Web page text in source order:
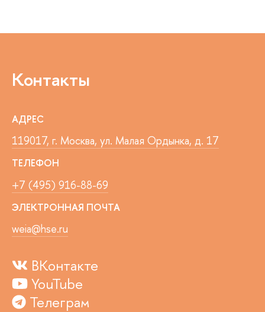
Контакты
АДРЕС
119017, г. Москва, ул. Малая Ордынка, д. 17
ТЕЛЕФОН
+7 (495) 916-88-69
ЭЛЕКТРОННАЯ ПОЧТА
weia@hse.ru
ВКонтакте
YouTube
Телеграм